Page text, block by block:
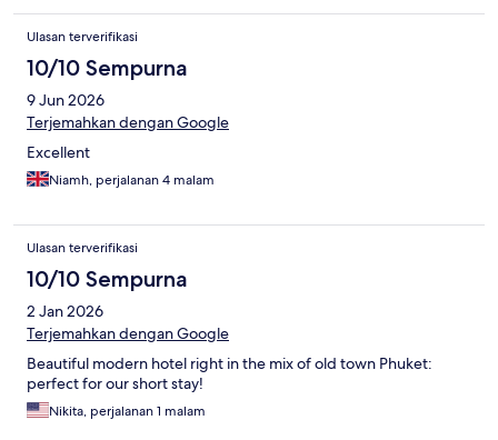
Ulasan terverifikasi
10/10 Sempurna
9 Jun 2026
Terjemahkan dengan Google
Excellent
Niamh, perjalanan 4 malam
Ulasan terverifikasi
10/10 Sempurna
2 Jan 2026
Terjemahkan dengan Google
Beautiful modern hotel right in the mix of old town Phuket:
perfect for our short stay!
Nikita, perjalanan 1 malam